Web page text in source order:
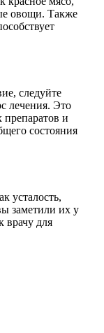
овощи. Также
следуйте
лечения. Это
и
состояния
усталость,
заметили их у
врачу для